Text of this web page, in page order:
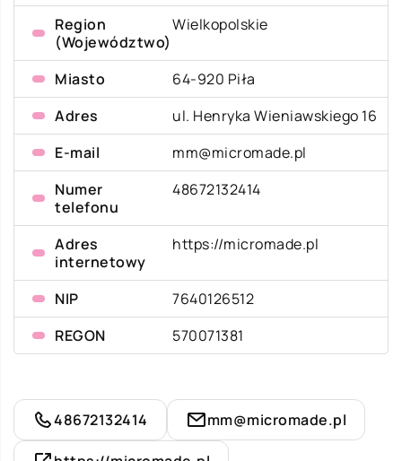
Region
(Województwo)
Wielkopolskie
Miasto
64-920 Piła
Adres
ul. Henryka Wieniawskiego 16
E-mail
mm@micromade.pl
Numer
telefonu
48672132414
Adres
internetowy
https://micromade.pl
NIP
7640126512
REGON
570071381
48672132414 mm@micromade.pl